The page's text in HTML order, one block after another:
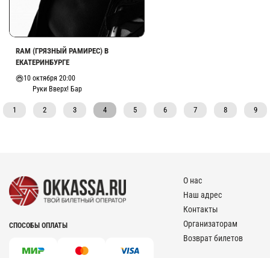
RAM (ГРЯЗНЫЙ РАМИРЕС) В
ЕКАТЕРИНБУРГЕ
10 октября 20:00
Руки Вверх! Бар
1 2 3 4 5 6 7 8 9
СПОСОБЫ ОПЛАТЫ
О нас
Наш адрес
Контакты
Организаторам
Возврат билетов